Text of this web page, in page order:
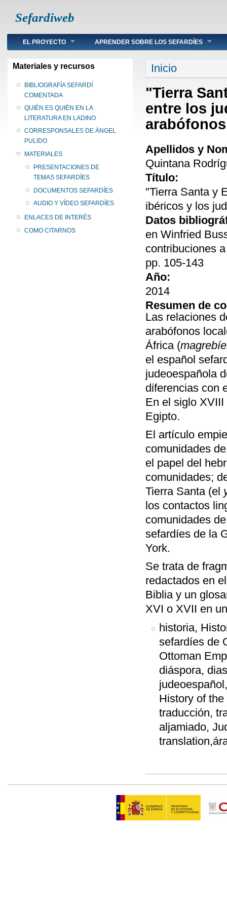
Sefardiweb
Main menu
EL PROYECTO APRENDER SOBRE LOS SEFARDÍES
Materiales y recursos
BIBLIOGRAFÍA SEFARDÍ
COMENTADA
QUIÉN ES QUIÉN EN LA
LITERATURA EN LADINO
CORRESPONSALES DE ÁNGEL
PULIDO
MATERIALES
PRESENTACIONES DE
TEMAS SEFARDÍES
DOCUMENTOS SEFARDÍES
AUDIO Y VÍDEO SEFARDÍES
ENLACES DE INTERÉS
COMO CITARNOS
Se encuentra
Inicio
"Tierra
entre los
Apellidos y
Quintana
Título:
"Tierra Santa y
ibéricos y los
Datos
en Winfried
contribuciones
pp. 105-143
Año:
2014
Resumen de
Las relaciones
arabófonos
África (
el español
judeoespañola
diferencias con
En el siglo
Egipto.
El artículo
comunidades
el papel del
comunidades;
Tierra Santa (el
los contactos
comunidades
sefardíes de la
York.
Se trata de
redactados en
Biblia y un
XVI o XVII en
historia,
sefardíes de
Ottoman
diáspora,
History of
traducción,
aljamiado,